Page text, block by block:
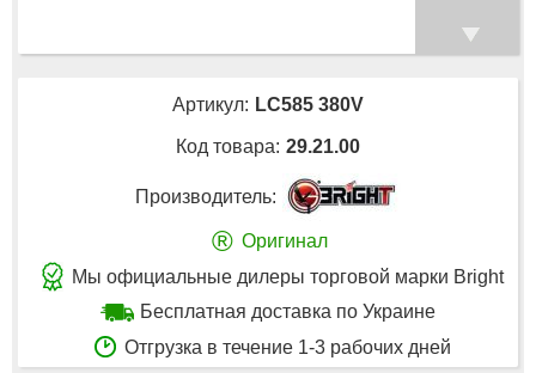
Артикул: LC585 380V
Код товара: 29.21.00
Производитель:
® Оригинал
Мы официальные дилеры торговой марки Bright
Бесплатная доставка по Украине
Отгрузка в течение 1-3 рабочих дней